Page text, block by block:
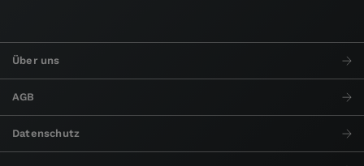
Über uns
AGB
Datenschutz